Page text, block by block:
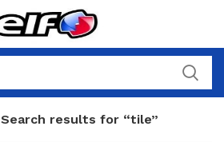
Search results for “tile”